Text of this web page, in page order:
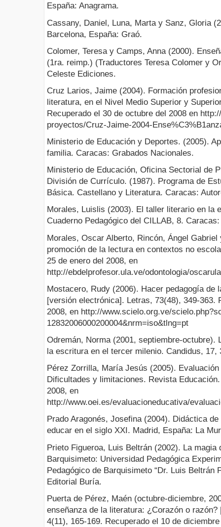
España: Anagrama.
Cassany, Daniel, Luna, Marta y Sanz, Gloria
Barcelona, España: Graó.
Colomer, Teresa y Camps, Anna (2000).
(1ra. reimp.) (Traductores Teresa Colomer y
Celeste Ediciones.
Cruz Larios, Jaime (2004). Formación
literatura, en el Nivel Medio Superior y
Recuperado el 30 de octubre del 2008 en
proyectos/Cruz-Jaime-2004-
Ministerio de Educación y Deportes. (2005).
familia. Caracas: Grabados Nacionales.
Ministerio de Educación, Oficina Sectorial de
División de Currículo. (1987). Programa de
Básica. Castellano y Literatura. Caracas:
Morales, Luislis (2003). El taller literario en la
Cuaderno Pedagógico del CILLAB, 8.
Morales, Oscar Alberto, Rincón, Ángel
promoción de la lectura en contextos no
25 de enero del 2008, en
http://ebdelprofesor.ula.ve/odontologia/
Mostacero, Rudy (2006). Hacer pedagogía de
[versión electrónica]. Letras, 73(48), 349-363.
2008, en http://www.scielo.org.ve/
12832006000200004&nrm=iso&tlng=pt
Odremán, Norma (2001, septiembre-octubre).
la escritura en el tercer milenio. Candidus, 17,
Pérez Zorrilla, María Jesús (2005).
Dificultades y limitaciones. Revista
2008, en
http://www.oei.es/evaluacioneducativa/
Prado Aragonés, Josefina (2004). Didáctica
educar en el siglo XXI. Madrid, España: La
Prieto Figueroa, Luis Beltrán (2002). La
Barquisimeto: Universidad Pedagógica
Pedagógico de Barquisimeto “Dr. Luis Beltrán
Editorial Buría.
Puerta de Pérez, Maén (octubre-diciembre,
enseñanza de la literatura: ¿Corazón o
4(11), 165-169. Recuperado el 10 de